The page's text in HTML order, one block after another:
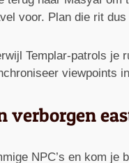
voor. Plan die rit
Templar-patrols
viewpoints
verborgen
NPC’s en kom